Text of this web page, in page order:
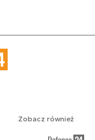
Zobacz również